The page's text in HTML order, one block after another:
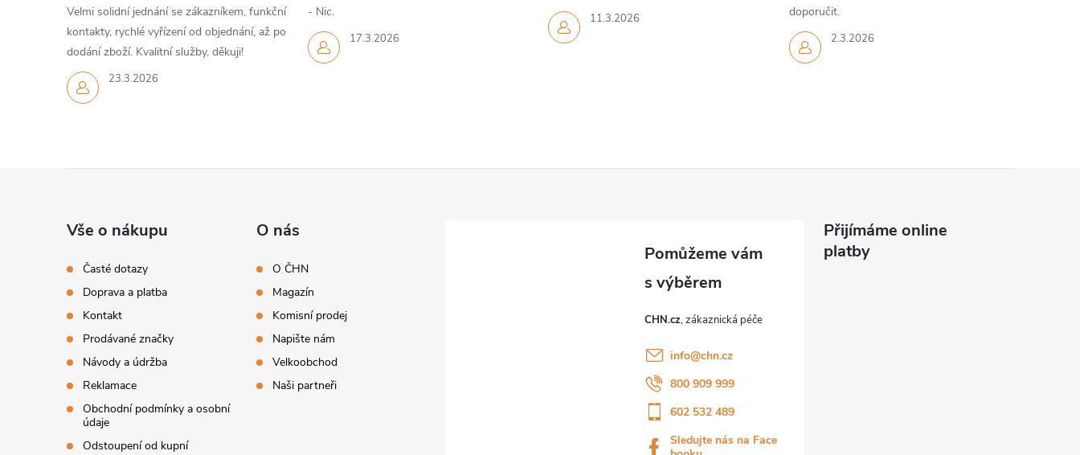
23.3.2026
Velmi solidní jednání se zákazníkem, funkční
kontakty, rychlé vyřízení od objednání, až po
dodání zboží. Kvalitní služby, děkuji!
17.3.2026
- Nic.
11.3.2026
2.3.2026
doporučit.
Vše o nákupu
Časté dotazy
Doprava a platba
Kontakt
Prodávané značky
Návody a údržba
Reklamace
Obchodní podmínky a osobní
údaje
Odstoupení od kupní
O nás
O ČHN
Magazín
Komisní prodej
Napište nám
Velkoobchod
Naši partneři
CHN.cz
info@chn.cz
800 909 999
602 532 489
Sledujte nás na Face
Přijímáme online
platby